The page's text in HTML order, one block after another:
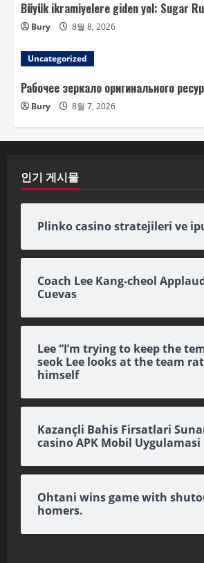
Büyük ikramiyelere giden yol: Sugar
Bury 8월 8, 2026
Uncategorized
Рабочее зеркало оригинального
Bury 8월 7, 2026
인기 게시물
Plinko casino stratejileri ve
Coach Lee Kang-cheol
Cuevas
Lee “I’m trying to keep the
seok Lee looks at the team
himself
Kazançli Bahis Firsatlari
casino APK Mobil Uygulamasi
Ohtani wins game with
homers.